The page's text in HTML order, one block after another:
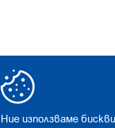
Ние използваме